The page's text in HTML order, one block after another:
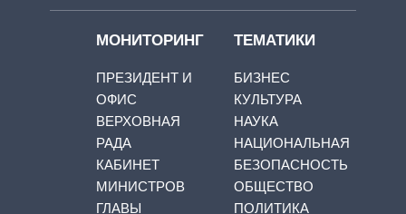
МОНИТОРИНГ
ПРЕЗИДЕНТ И
ОФИС
ВЕРХОВНАЯ
РАДА
КАБИНЕТ
МИНИСТРОВ
ГЛАВЫ
ТЕМАТИКИ
БИЗНЕС
КУЛЬТУРА
НАУКА
НАЦИОНАЛЬНАЯ
БЕЗОПАСНОСТЬ
ОБЩЕСТВО
ПОЛИТИКА